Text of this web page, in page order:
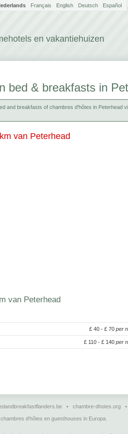
en vakantiehuizen
Français English Deutsch Español
bed & breakfasts in
and breakfasts of chambres d'hôtes in Peterhead
van Peterhead
van Peterhead
£ 40 - £ 70 per
£ 110 - £ 140 per
• chambre-dhotes.org •
d'hôtes en guesthouses in Europa.